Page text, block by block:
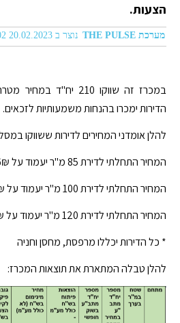
הצעות.
מערכת THE PULSE נוצר ב 20.02.2023 11:02
הדירות ימכרו בהנחות משמעותיות לזכאים.
להלן אומדני המחירים לדירות ששווקו
המחיר התחלתי לדירת 85 מ"ר יעמוד על 1,776,186₪.
המחיר התחלתי לדירת 100 מ"ר יעמוד על 2,097,246₪.
המחיר התחלתי לדירת 120 מ"ר יעמוד על 2,525,325₪.
* כל הדירות יכללו מרפסת, מחסן וחניה
להלן טבלה המתארת את תוצאות המכרז: